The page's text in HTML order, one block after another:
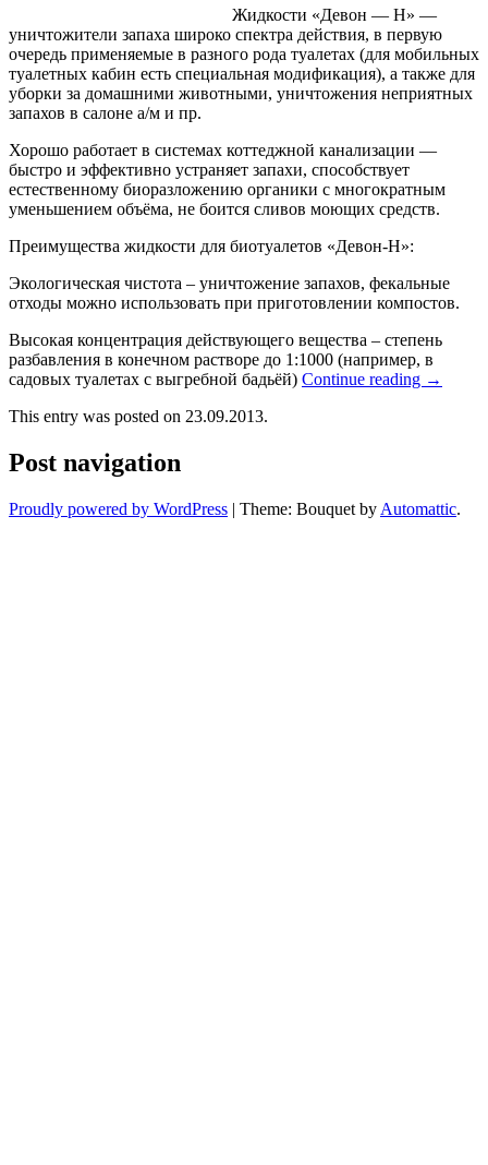
Жидкости «Девон — Н» —
уничтожители запаха широко спектра действия, в первую
очередь применяемые в разного рода туалетах (для мобильных
туалетных кабин есть специальная модификация), а также для
уборки за домашними животными, уничтожения неприятных
запахов в салоне а/м и пр.
Хорошо работает в системах коттеджной канализации —
быстро и эффективно устраняет запахи, способствует
естественному биоразложению органики с многократным
уменьшением объёма, не боится сливов моющих средств.
Преимущества жидкости для биотуалетов «Девон-Н»:
Экологическая чистота – уничтожение запахов, фекальные
отходы можно использовать при приготовлении компостов.
Высокая концентрация действующего вещества – степень
разбавления в конечном растворе до 1:1000 (например, в
садовых туалетах с выгребной бадьёй) Continue reading →
This entry was posted on 23.09.2013.
Post navigation
Proudly powered by WordPress | Theme: Bouquet by Automattic.